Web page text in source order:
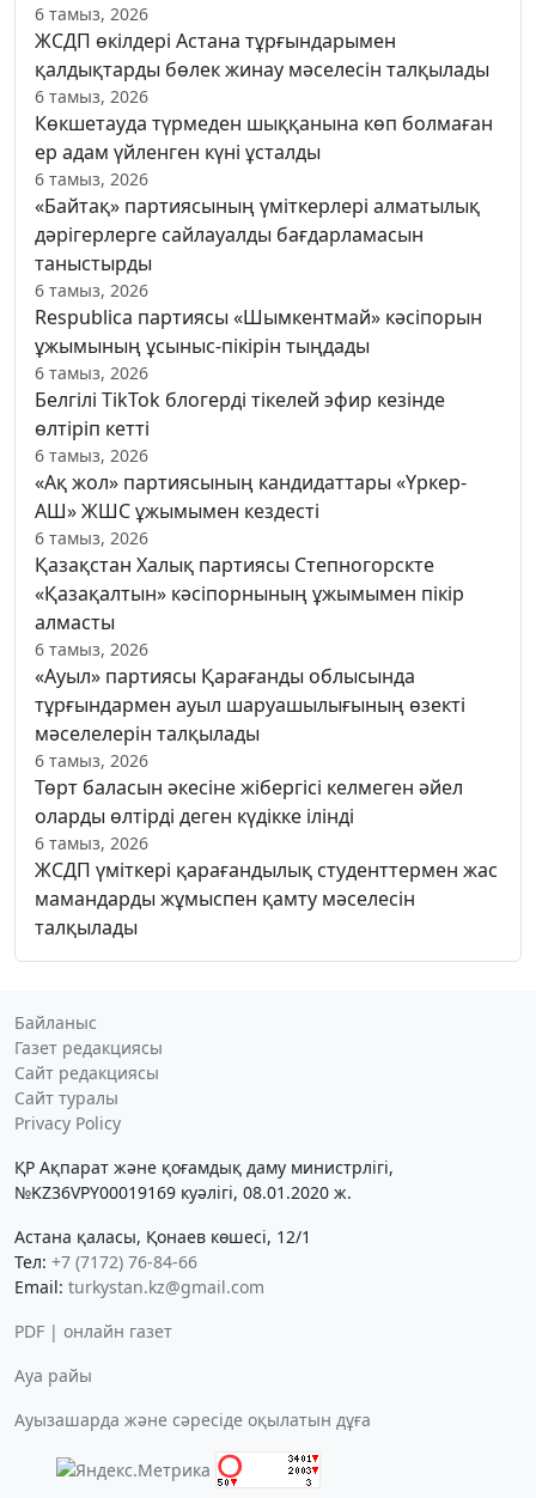
6 тамыз, 2026
ЖСДП өкілдері Астана тұрғындарымен
қалдықтарды бөлек жинау мәселесін талқылады
6 тамыз, 2026
Көкшетауда түрмеден шыққанына көп болмаған
ер адам үйленген күні ұсталды
6 тамыз, 2026
«Байтақ» партиясының үміткерлері алматылық
дәрігерлерге сайлауалды бағдарламасын
таныстырды
6 тамыз, 2026
Respublica партиясы «Шымкентмай» кәсіпорын
ұжымының ұсыныс-пікірін тыңдады
6 тамыз, 2026
Белгілі TikTok блогерді тікелей эфир кезінде
өлтіріп кетті
6 тамыз, 2026
«Ақ жол» партиясының кандидаттары «Үркер-
АШ» ЖШС ұжымымен кездесті
6 тамыз, 2026
Қазақстан Халық партиясы Степногорскте
«Қазақалтын» кәсіпорнының ұжымымен пікір
алмасты
6 тамыз, 2026
«Ауыл» партиясы Қарағанды облысында
тұрғындармен ауыл шаруашылығының өзекті
мәселелерін талқылады
6 тамыз, 2026
Төрт баласын әкесіне жібергісі келмеген әйел
оларды өлтірді деген күдікке ілінді
6 тамыз, 2026
ЖСДП үміткері қарағандылық студенттермен жас
мамандарды жұмыспен қамту мәселесін
талқылады
Байланыс
Газет редакциясы
Сайт редакциясы
Сайт туралы
Privacy Policy
ҚР Ақпарат және қоғамдық даму министрлігі,
№KZ36VPY00019169 куәлігі, 08.01.2020 ж.
Астана қаласы, Қонаев көшесі, 12/1
Тел: +7 (7172) 76-84-66
Email: turkystan.kz@gmail.com
PDF | онлайн газет
Ауа райы
Ауызашарда және сәресіде оқылатын дұға